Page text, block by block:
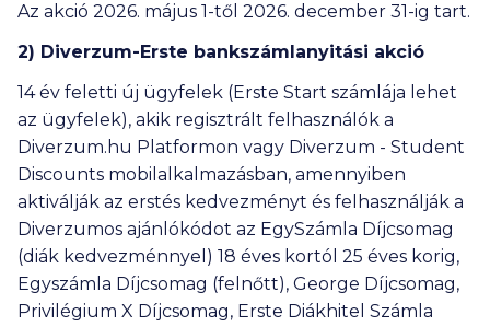
Az akció 2026. május 1-től 2026. december 31-ig tart.
2) Diverzum-Erste bankszámlanyitási akció
14 év feletti új ügyfelek (Erste Start számlája lehet
az ügyfelek), akik regisztrált felhasználók a
Diverzum.hu Platformon vagy Diverzum - Student
Discounts mobilalkalmazásban, amennyiben
aktiválják az erstés kedvezményt és felhasználják a
Diverzumos ajánlókódot az EgySzámla Díjcsomag
(diák kedvezménnyel) 18 éves kortól 25 éves korig,
Egyszámla Díjcsomag (felnőtt), George Díjcsomag,
Privilégium X Díjcsomag, Erste Diákhitel Számla